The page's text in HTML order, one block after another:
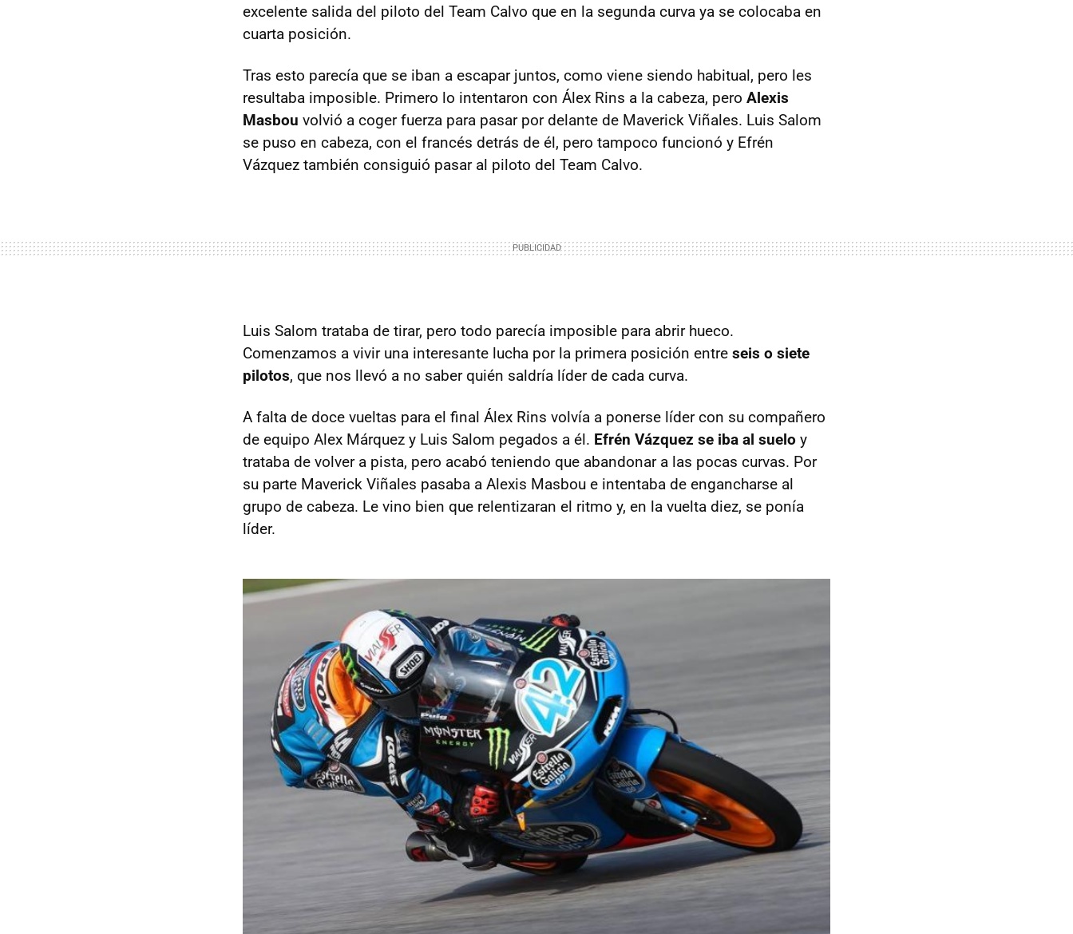
excelente salida del piloto del Team Calvo que en la segunda curva ya se colocaba en
cuarta posición.
Tras esto parecía que se iban a escapar juntos, como viene siendo habitual, pero les
resultaba imposible. Primero lo intentaron con Álex Rins a la cabeza, pero Alexis
Masbou volvió a coger fuerza para pasar por delante de Maverick Viñales. Luis Salom
se puso en cabeza, con el francés detrás de él, pero tampoco funcionó y Efrén
Vázquez también consiguió pasar al piloto del Team Calvo.
Luis Salom trataba de tirar, pero todo parecía imposible para abrir hueco.
Comenzamos a vivir una interesante lucha por la primera posición entre seis o siete
pilotos, que nos llevó a no saber quién saldría líder de cada curva.
A falta de doce vueltas para el final Álex Rins volvía a ponerse líder con su compañero
de equipo Alex Márquez y Luis Salom pegados a él. Efrén Vázquez se iba al suelo y
trataba de volver a pista, pero acabó teniendo que abandonar a las pocas curvas. Por
su parte Maverick Viñales pasaba a Alexis Masbou e intentaba de engancharse al
grupo de cabeza. Le vino bien que relentizaran el ritmo y, en la vuelta diez, se ponía
líder.